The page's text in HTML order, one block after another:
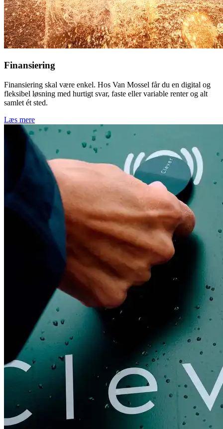
Finansiering
Finansiering skal være enkel. Hos Van Mossel får du en digital og
fleksibel løsning med hurtigt svar, faste eller variable renter og alt
samlet ét sted.
Læs mere